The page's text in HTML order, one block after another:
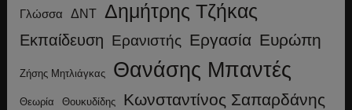
Γλώσσα ΔΝΤ Δημήτρης Τζήκας
Εκπαίδευση Ερανιστής Εργασία Ευρώπη
Ζήσης Μητλιάγκας Θανάσης Μπαντές
Θεωρία Θουκυδίδης Κωνσταντίνος Σαπαρδάνης